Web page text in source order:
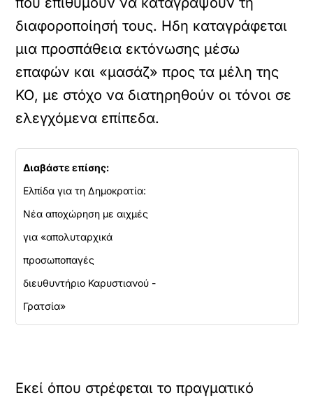
διαφοροποίησή τους. Ηδη καταγράφεται
μια προσπάθεια εκτόνωσης μέσω
επαφών και «μασάζ» προς τα μέλη της
ΚΟ, με στόχο να διατηρηθούν οι τόνοι σε
ελεγχόμενα επίπεδα.
Διαβάστε επίσης:
Ελπίδα για τη Δημοκρατία:
Νέα αποχώρηση με αιχμές
για «απολυταρχικά
προσωποπαγές
διευθυντήριο Καρυστιανού -
Γρατσία»
Εκεί όπου στρέφεται το πραγματικό